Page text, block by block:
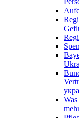
Was